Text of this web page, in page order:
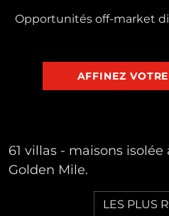
Opportunités off-market
AFFINEZ
61 villas - maisons
Golden Mile.
LES PLUS